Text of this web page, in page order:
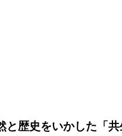
歴史をいかした「共